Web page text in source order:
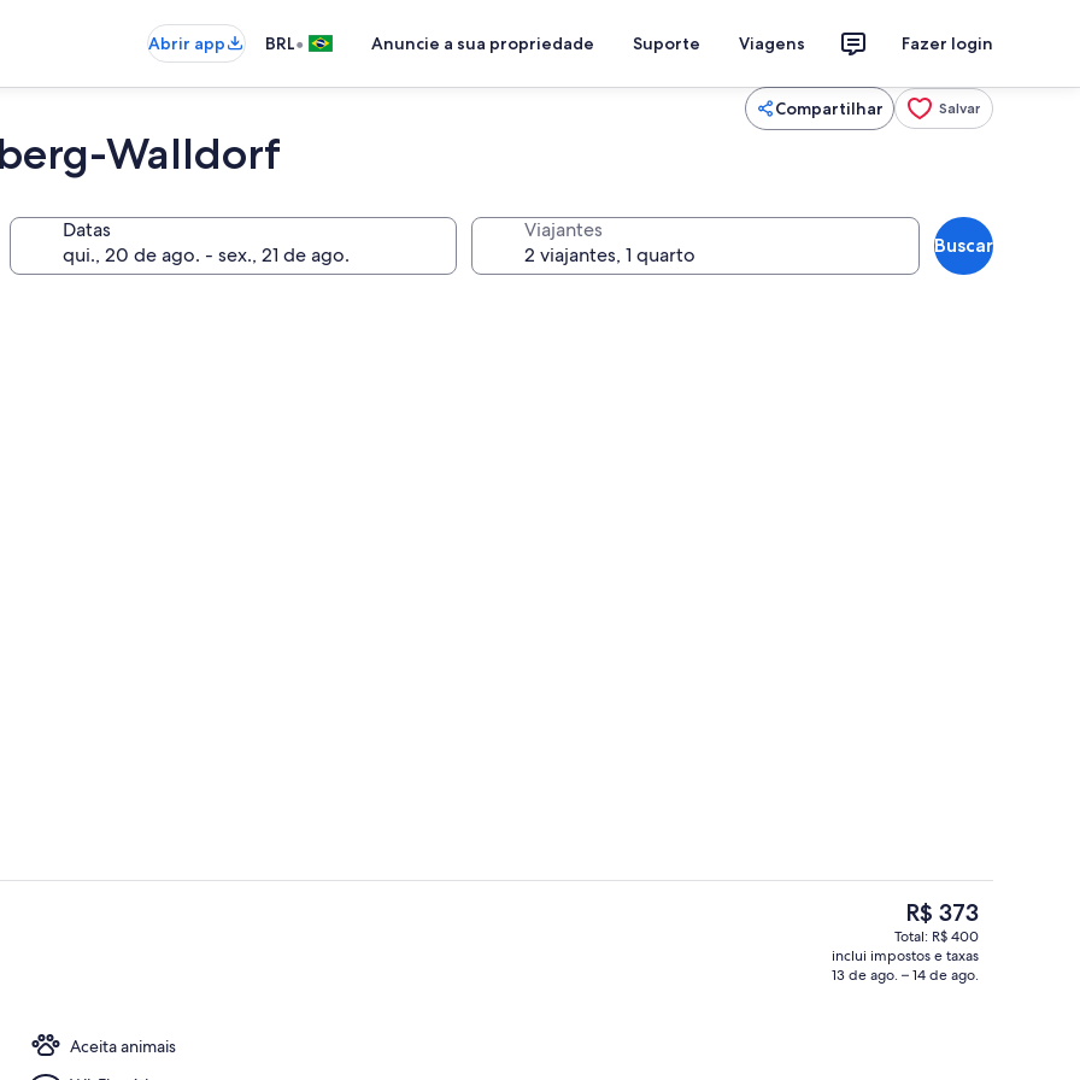
Abrir app BRL• Anuncie a sua propriedade Suporte Viagens Fazer login
Compartilhar Salvar
Walldorf
Datas Viajantes
Buscar
Piscina interna, piscina externa,
Aceita animais
O
preço
atual
é
R$ 373
Total: R$ 400
inclui impostos e taxas
13 de ago. – 14 de ago.